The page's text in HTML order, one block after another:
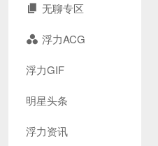
无聊专区
浮力ACG
浮力GIF
明星头条
浮力资讯